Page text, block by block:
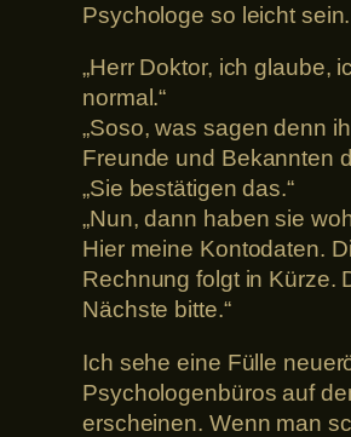
Psychologe so leicht sein.
„Herr Doktor, ich glaube,
normal.“
„Soso, was sagen denn
Freunde und Bekannten
„Sie bestätigen das.“
„Nun, dann haben sie
Hier meine Kontodaten.
Rechnung folgt in Kürze.
Nächste bitte.“
Ich sehe eine Fülle
Psychologenbüros auf
erscheinen. Wenn man